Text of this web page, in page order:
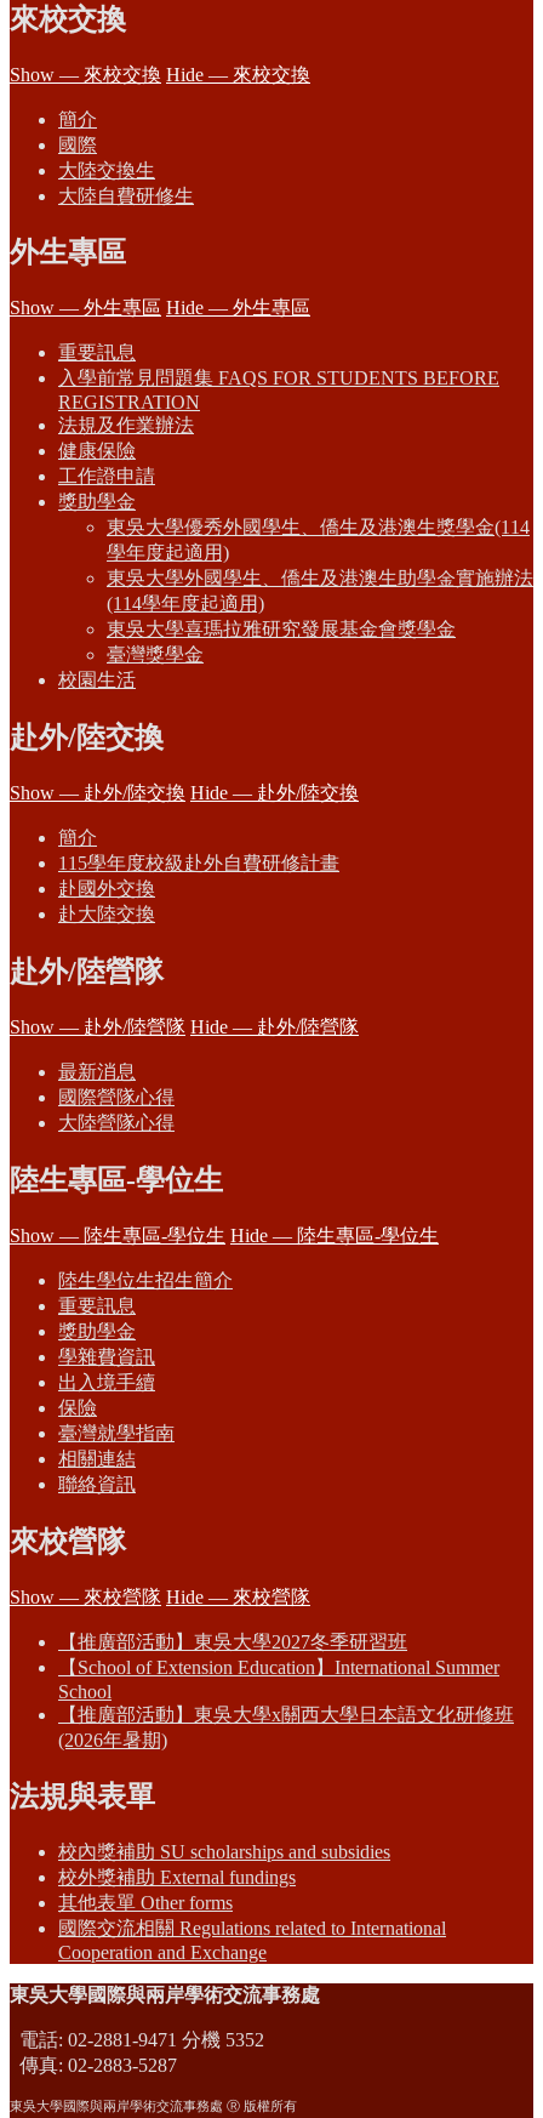
來校交換
Show — 來校交換 Hide — 來校交換
簡介
國際
大陸交換生
大陸自費研修生
外生專區
Show — 外生專區 Hide — 外生專區
重要訊息
入學前常見問題集 FAQS FOR STUDENTS BEFORE
REGISTRATION
法規及作業辦法
健康保險
工作證申請
獎助學金
東吳大學優秀外國學生、僑生及港澳生獎學金(114
學年度起適用)
東吳大學外國學生、僑生及港澳生助學金實施辦法
(114學年度起適用)
東吳大學喜瑪拉雅研究發展基金會獎學金
臺灣獎學金
校園生活
赴外/陸交換
Show — 赴外/陸交換 Hide — 赴外/陸交換
簡介
115學年度校級赴外自費研修計畫
赴國外交換
赴大陸交換
赴外/陸營隊
Show — 赴外/陸營隊 Hide — 赴外/陸營隊
最新消息
國際營隊心得
大陸營隊心得
陸生專區-學位生
Show — 陸生專區-學位生 Hide — 陸生專區-學位生
陸生學位生招生簡介
重要訊息
獎助學金
學雜費資訊
出入境手續
保險
臺灣就學指南
相關連結
聯絡資訊
來校營隊
Show — 來校營隊 Hide — 來校營隊
【推廣部活動】東吳大學2027冬季研習班
【School of Extension Education】International Summer
School
【推廣部活動】東吳大學x關西大學日本語文化研修班
(2026年暑期)
法規與表單
校內獎補助 SU scholarships and subsidies
校外獎補助 External fundings
其他表單 Other forms
國際交流相關 Regulations related to International
Cooperation and Exchange
東吳大學國際與兩岸學術交流事務處
電話: 02-2881-9471 分機 5352
傳真: 02-2883-5287
東吳大學國際與兩岸學術交流事務處 Ⓡ 版權所有